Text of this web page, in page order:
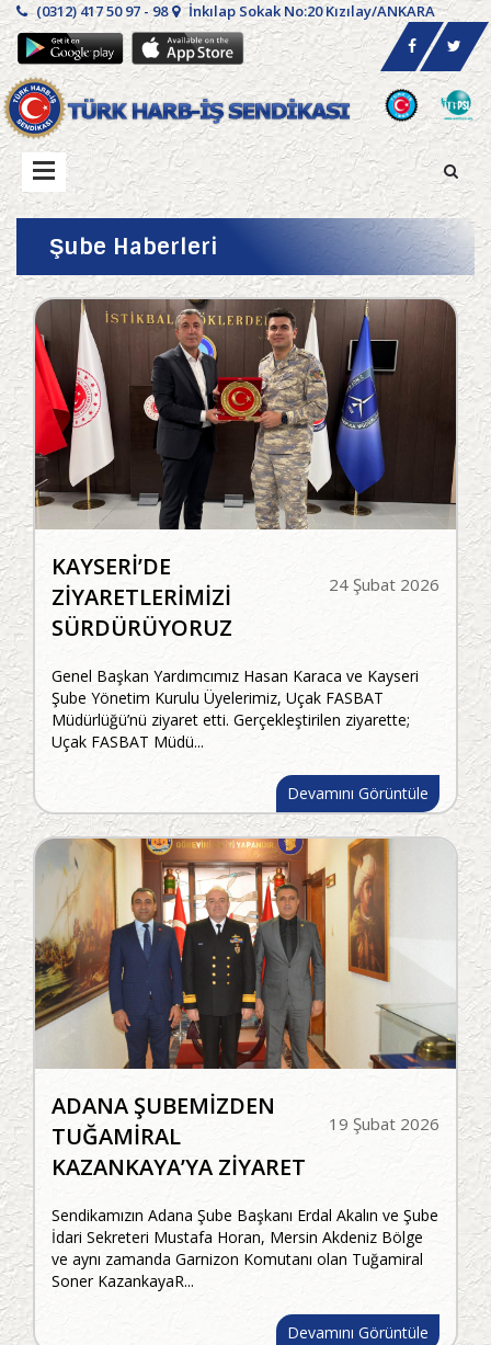
(0312) 417 50 97 - 98 İnkılap Sokak No:20 Kızılay/ANKARA
Şube Haberleri
24 Şubat 2026
KAYSERİ’DE
ZİYARETLERİMİZİ
SÜRDÜRÜYORUZ
Genel Başkan Yardımcımız Hasan Karaca ve Kayseri
Şube Yönetim Kurulu Üyelerimiz, Uçak FASBAT
Müdürlüğü’nü ziyaret etti. Gerçekleştirilen ziyarette;
Uçak FASBAT Müdü...
Devamını Görüntüle
19 Şubat 2026
ADANA ŞUBEMİZDEN
TUĞAMİRAL
KAZANKAYA’YA ZİYARET
Sendikamızın Adana Şube Başkanı Erdal Akalın ve Şube
İdari Sekreteri Mustafa Horan, Mersin Akdeniz Bölge
ve aynı zamanda Garnizon Komutanı olan Tuğamiral
Soner KazankayaR...
Devamını Görüntüle